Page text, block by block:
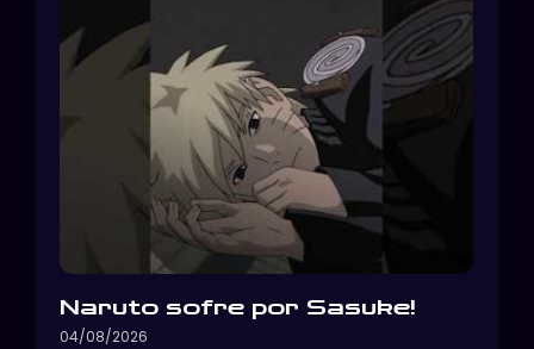
Naruto sofre por Sasuke!
04/08/2026